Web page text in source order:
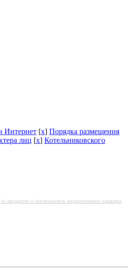
Интернет [x] Порядка размещения
лиц [x] Котельниковского
об имуществе и обязательствах имущественного характера